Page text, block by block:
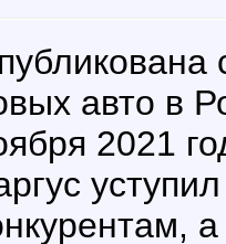
авто в
2021